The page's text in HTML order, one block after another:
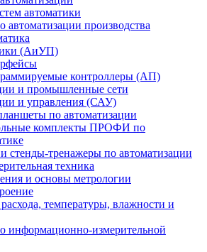
автоматики
автоматизации производства
(АиУП)
контроллеры (АП)
и промышленные сети
и управления (САУ)
по автоматизации
комплекты ПРОФИ по
стенды-тренажеры по автоматизации
техника
и основы метрологии
температуры, влажности и
информационно-измерительной